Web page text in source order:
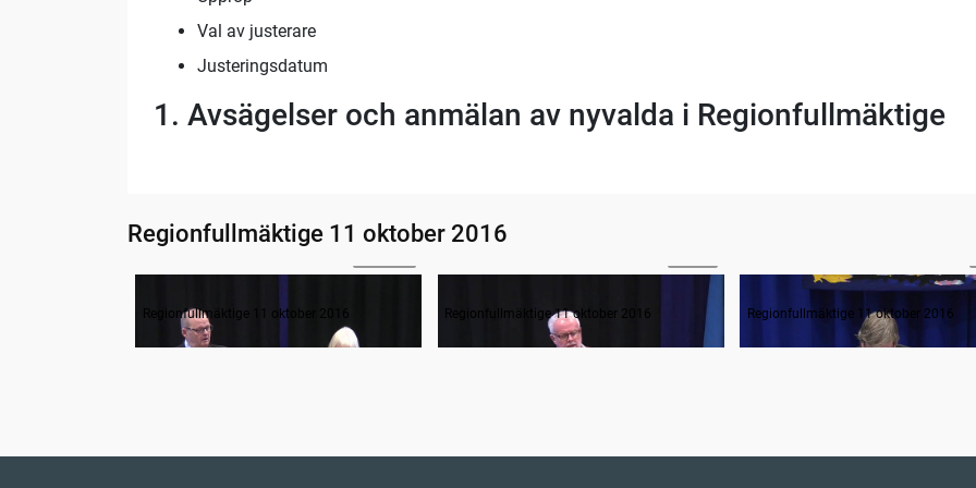
Val av justerare
Justeringsdatum
1. Avsägelser och anmälan av nyvalda i Regionfullmäktige
Regionfullmäktige 11 oktober 2016
Regionfullmäktige 11 oktober 2016
Interpellation om Västra stambanan
Regionfullmäktige 11 oktober 2016
Förslag till nya ägardirektiv
Regionfullmäktige 11 oktober 2016